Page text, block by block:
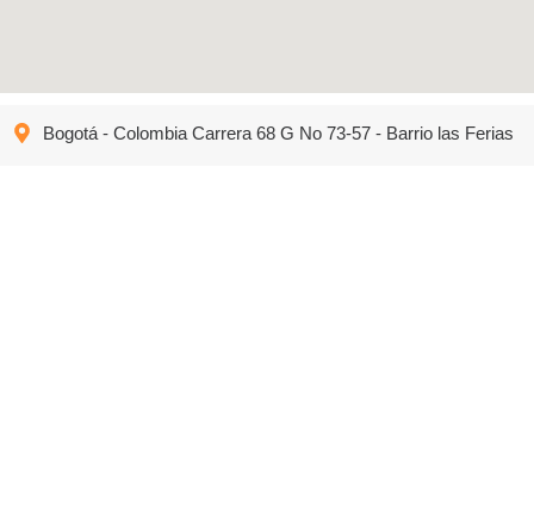
Bogotá - Colombia Carrera 68 G No 73-57 - Barrio las Ferias